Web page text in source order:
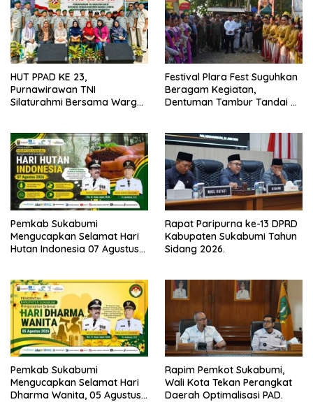
HUT PPAD KE 23,
Purnawirawan TNI
Silaturahmi Bersama Warga
Festival Plara Fest Suguhkan
Beragam Kegiatan,
Dentuman Tambur Tandai di
Pemkab Sukabumi
Mengucapkan Selamat Hari
Hutan Indonesia 07 Agustus
Rapat Paripurna ke-13 DPRD
Kabupaten Sukabumi Tahun
Sidang 2026.
Pemkab Sukabumi
Mengucapkan Selamat Hari
Dharma Wanita, 05 Agustus
Rapim Pemkot Sukabumi,
Wali Kota Tekan Perangkat
Daerah Optimalisasi PAD.